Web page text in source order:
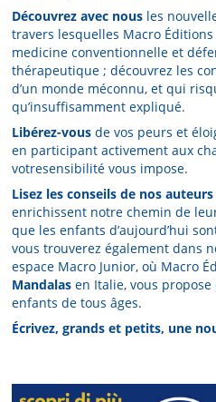
Découvrez avec nous les
travers lesquelles Macro
medicine conventionnelle et
thérapeutique ; découvrez les
d’un monde méconnu, et qui
qu’insuffisamment expliqué.
Libérez-vous de vos peurs et
en participant activement aux
votresensibilité vous impose.
Lisez les conseils de nos
enrichissent notre chemin de
que les enfants d’aujourd’hui
vous trouverez également dans
espace Macro Junior, où Macro
Mandalas en Italie, vous
enfants de tous âges.
Écrivez, grands et petits, une